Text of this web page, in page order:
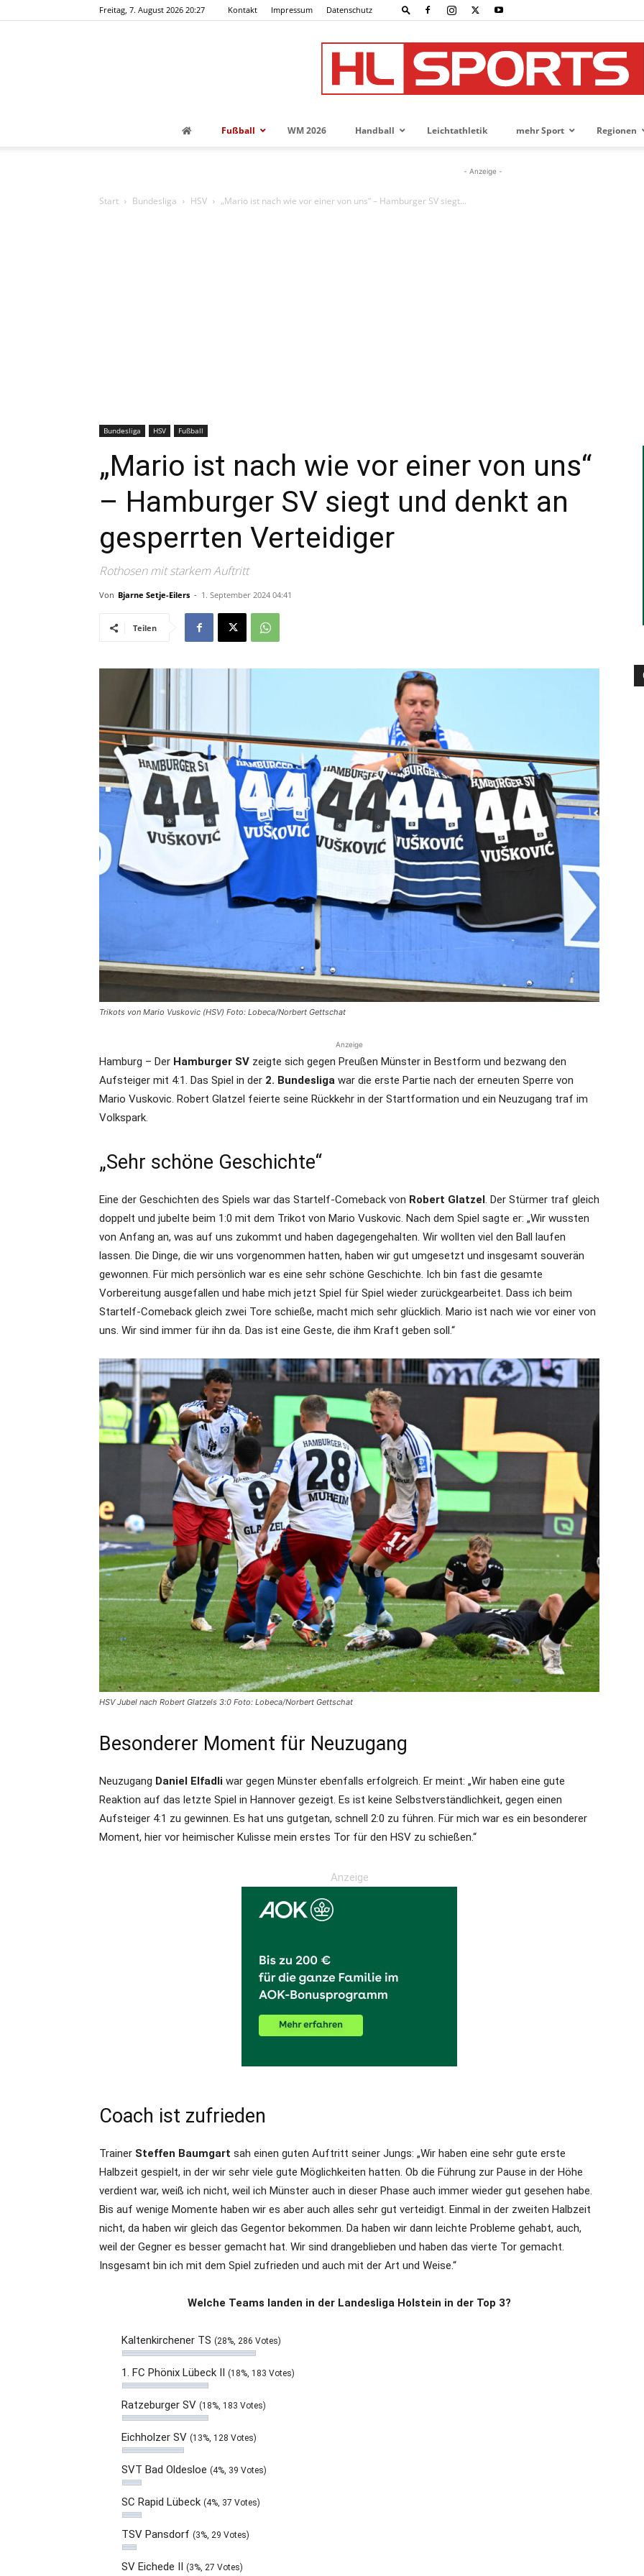
Freitag, 7. August 2026 20:27 Kontakt Impressum Datenschutz
News
Region
Fußball WM 2026 Handball Leichtathletik mehr Sport Regionen
- Anzeige -
Start Bundesliga HSV „Mario ist nach wie vor einer von uns“ – Hamburger SV siegt...
Bundesliga HSV Fußball
„Mario ist nach wie vor einer von uns“
– Hamburger SV siegt und denkt an
gesperrten Verteidiger
Rothosen mit starkem Auftritt
Von Bjarne Setje-Eilers - 1. September 2024 04:41
Teilen
Trikots von Mario Vuskovic (HSV) Foto: Lobeca/Norbert Gettschat
Anzeige
Hamburg – Der Hamburger SV zeigte sich gegen Preußen Münster in Bestform und bezwang den
Aufsteiger mit 4:1. Das Spiel in der 2. Bundesliga war die erste Partie nach der erneuten Sperre von
Mario Vuskovic. Robert Glatzel feierte seine Rückkehr in der Startformation und ein Neuzugang traf im
Volkspark.
„Sehr schöne Geschichte“
Eine der Geschichten des Spiels war das Startelf-Comeback von Robert Glatzel. Der Stürmer traf gleich
doppelt und jubelte beim 1:0 mit dem Trikot von Mario Vuskovic. Nach dem Spiel sagte er: „Wir wussten
von Anfang an, was auf uns zukommt und haben dagegengehalten. Wir wollten viel den Ball laufen
lassen. Die Dinge, die wir uns vorgenommen hatten, haben wir gut umgesetzt und insgesamt souverän
gewonnen. Für mich persönlich war es eine sehr schöne Geschichte. Ich bin fast die gesamte
Vorbereitung ausgefallen und habe mich jetzt Spiel für Spiel wieder zurückgearbeitet. Dass ich beim
Startelf-Comeback gleich zwei Tore schieße, macht mich sehr glücklich. Mario ist nach wie vor einer von
uns. Wir sind immer für ihn da. Das ist eine Geste, die ihm Kraft geben soll.“
HSV Jubel nach Robert Glatzels 3:0 Foto: Lobeca/Norbert Gettschat
Besonderer Moment für Neuzugang
Neuzugang Daniel Elfadli war gegen Münster ebenfalls erfolgreich. Er meint: „Wir haben eine gute
Reaktion auf das letzte Spiel in Hannover gezeigt. Es ist keine Selbstverständlichkeit, gegen einen
Aufsteiger 4:1 zu gewinnen. Es hat uns gutgetan, schnell 2:0 zu führen. Für mich war es ein besonderer
Moment, hier vor heimischer Kulisse mein erstes Tor für den HSV zu schießen.“
Anzeige
Coach ist zufrieden
Trainer Steffen Baumgart sah einen guten Auftritt seiner Jungs: „Wir haben eine sehr gute erste
Halbzeit gespielt, in der wir sehr viele gute Möglichkeiten hatten. Ob die Führung zur Pause in der Höhe
verdient war, weiß ich nicht, weil ich Münster auch in dieser Phase auch immer wieder gut gesehen habe.
Bis auf wenige Momente haben wir es aber auch alles sehr gut verteidigt. Einmal in der zweiten Halbzeit
nicht, da haben wir gleich das Gegentor bekommen. Da haben wir dann leichte Probleme gehabt, auch,
weil der Gegner es besser gemacht hat. Wir sind drangeblieben und haben das vierte Tor gemacht.
Insgesamt bin ich mit dem Spiel zufrieden und auch mit der Art und Weise.“
Welche Teams landen in der Landesliga Holstein in der Top 3?
Kaltenkirchener TS (28%, 286 Votes)
1. FC Phönix Lübeck II (18%, 183 Votes)
Ratzeburger SV (18%, 183 Votes)
Eichholzer SV (13%, 128 Votes)
SVT Bad Oldesloe (4%, 39 Votes)
SC Rapid Lübeck (4%, 37 Votes)
TSV Pansdorf (3%, 29 Votes)
SV Eichede II (3%, 27 Votes)